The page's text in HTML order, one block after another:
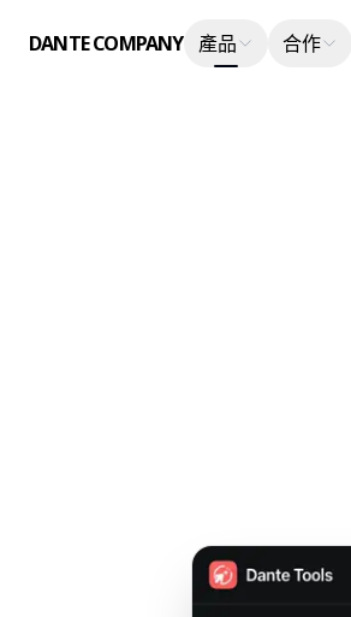
DANTE COMPANY 產品 合作